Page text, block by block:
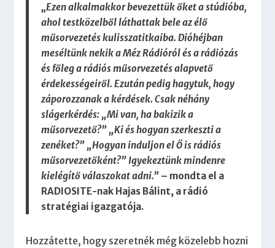
„Ezen alkalmakkor bevezettük őket a stúdióba,
ahol testközelből láthattak bele az élő
műsorvezetés kulisszatitkaiba. Dióhéjban
meséltünk nekik a Méz Rádióról és a rádiózás
és főleg a rádiós műsorvezetés alapvető
érdekességeiről. Ezután pedig hagytuk, hogy
záporozzanak a kérdések. Csak néhány
slágerkérdés: „Mi van, ha bakizik a
műsorvezető?” „Ki és hogyan szerkeszti a
zenéket?” „Hogyan induljon el Ő is rádiós
műsorvezetőként?” Igyekeztünk mindenre
kielégítő válaszokat adni.” – mondta el a
RADIOSITE-nak Hajas Bálint, a rádió
stratégiai igazgatója.
Hozzátette, hogy szeretnék még közelebb hozni